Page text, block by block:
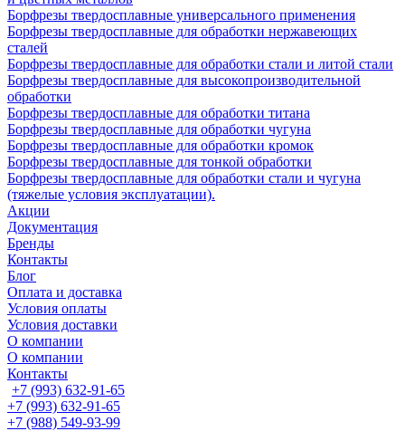
Борфрезы твердосплавные универсального применения
Борфрезы твердосплавные для обработки нержавеющих
сталей
Борфрезы твердосплавные для обработки стали и литой стали
Борфрезы твердосплавные для высокопроизводительной
обработки
Борфрезы твердосплавные для обработки титана
Борфрезы твердосплавные для обработки чугуна
Борфрезы твердосплавные для обработки кромок
Борфрезы твердосплавные для тонкой обработки
Борфрезы твердосплавные для обработки стали и чугуна
(тяжелые условия эксплуатации).
Акции
Документация
Бренды
Контакты
Блог
Оплата и доставка
Условия оплаты
Условия доставки
О компании
О компании
Контакты
+7 (993) 632-91-65
+7 (993) 632-91-65
+7 (988) 549-93-99